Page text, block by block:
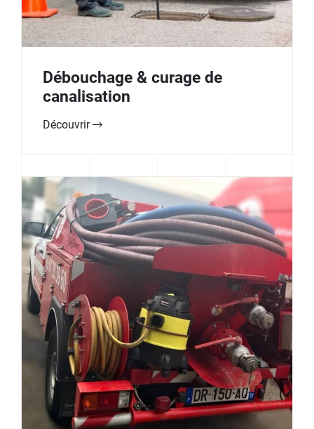
Débouchage & curage de
canalisation
Découvrir